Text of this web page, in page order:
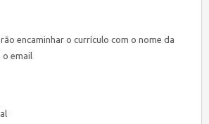
encaminhar o currículo com o nome da
o email